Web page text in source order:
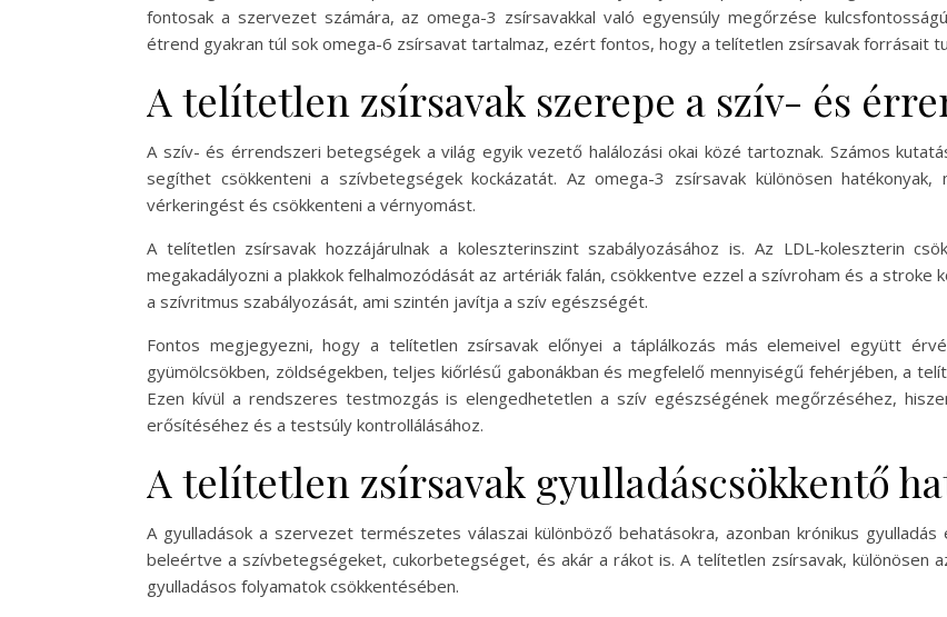
fontosak a szervezet számára, az omega-3 zsírsavakkal való egyensúly megőrzése
étrend gyakran túl sok omega-6 zsírsavat tartalmaz, ezért fontos, hogy a telítetlen zsírsavak forrásait
A telítetlen zsírsavak szerepe a szív- és
A szív- és érrendszeri betegségek a világ egyik vezető halálozási okai közé tartoznak. Számos
segíthet csökkenteni a szívbetegségek kockázatát. Az omega-3 zsírsavak különösen
vérkeringést és csökkenteni a vérnyomást.
A telítetlen zsírsavak hozzájárulnak a koleszterinszint szabályozásához is. Az LDL-koleszterin
megakadályozni a plakkok felhalmozódását az artériák falán, csökkentve ezzel a szívroham és a
a szívritmus szabályozását, ami szintén javítja a szív egészségét.
Fontos megjegyezni, hogy a telítetlen zsírsavak előnyei a táplálkozás más elemeivel együtt
gyümölcsökben, zöldségekben, teljes kiőrlésű gabonákban és megfelelő mennyiségű fehérjében, a
Ezen kívül a rendszeres testmozgás is elengedhetetlen a szív egészségének megőrzéséhez,
erősítéséhez és a testsúly kontrollálásához.
A telítetlen zsírsavak gyulladáscsökkentő
A gyulladások a szervezet természetes válaszai különböző behatásokra, azonban krónikus
beleértve a szívbetegségeket, cukorbetegséget, és akár a rákot is. A telítetlen zsírsavak, különösen
gyulladásos folyamatok csökkentésében.